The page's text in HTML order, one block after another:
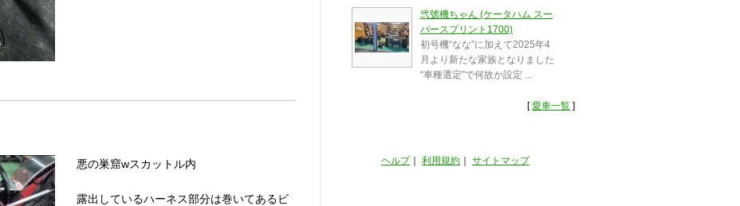
悪の巣窟wスカットル内
露出しているハーネス部分は巻いてあるビ
弐號機ちゃん (ケータハム スー
パースプリント1700)
初号機“なな”に加えて2025年4
月より新たな家族となりました
“車種選定”で何故か設定 ...
[愛車一覧 ]
ヘルプ｜ 利用規約 サイトマップ